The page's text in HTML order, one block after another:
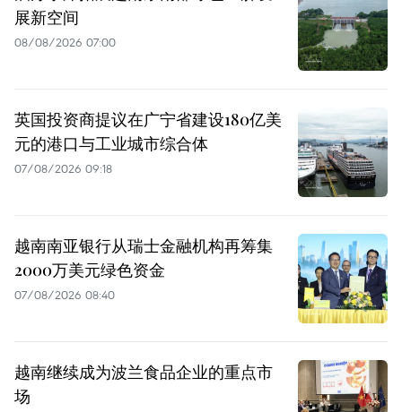
展新空间
08/08/2026 07:00
英国投资商提议在广宁省建设180亿美
元的港口与工业城市综合体
07/08/2026 09:18
越南南亚银行从瑞士金融机构再筹集
2000万美元绿色资金
07/08/2026 08:40
越南继续成为波兰食品企业的重点市
场